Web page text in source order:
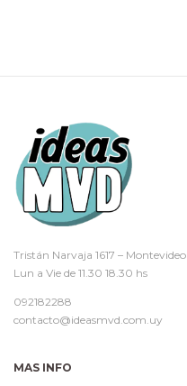
Tristán Narvaja 1617 – Montevideo
Lun a Vie de 11.30 18.30 hs
092182288
contacto@ideasmvd.com.uy
MAS INFO